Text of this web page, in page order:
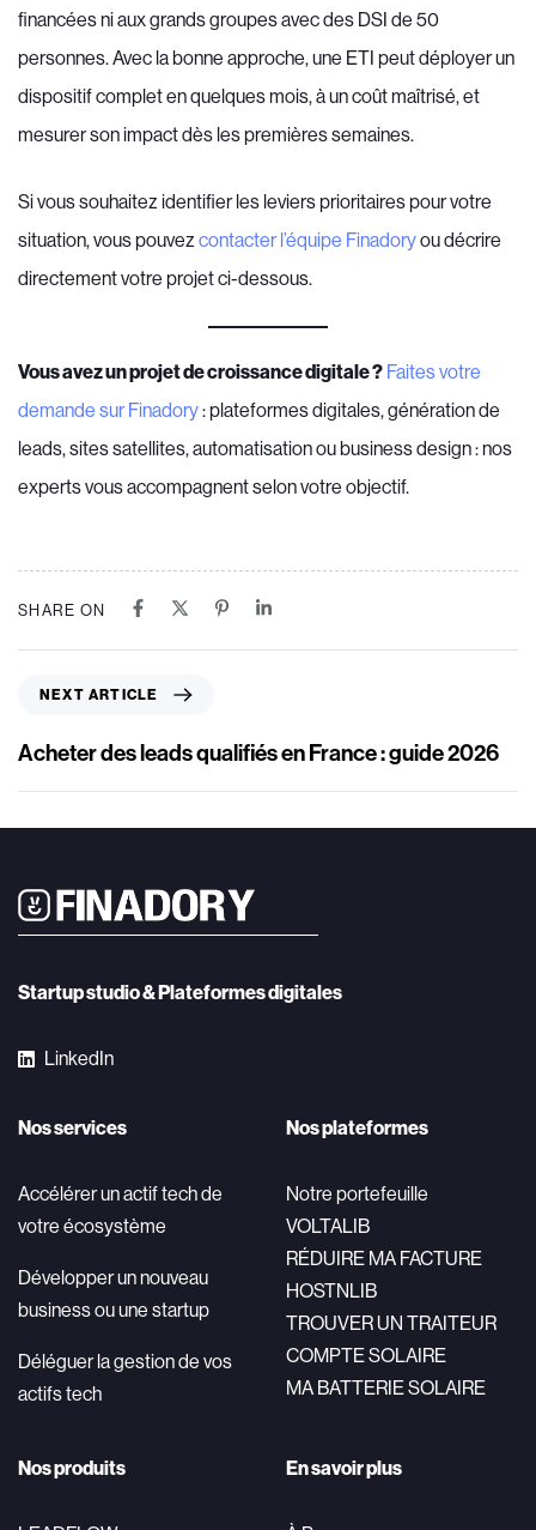
financées ni aux grands groupes avec des DSI de 50
personnes. Avec la bonne approche, une ETI peut déployer un
dispositif complet en quelques mois, à un coût maîtrisé, et
mesurer son impact dès les premières semaines.
Si vous souhaitez identifier les leviers prioritaires pour votre
situation, vous pouvez contacter l’équipe Finadoryou décrire
directement votre projet ci-dessous.
Vous avez un projet de croissance digitale ? Faites votre
demande sur Finadory: plateformes digitales, génération de
leads, sites satellites, automatisation ou business design : nos
experts vous accompagnent selon votre objectif.
SHARE ON
x
t
A
r
c
l
NEXT ARTICLE
Acheter des leads qualifiés en France : guide 2026
Startup studio & Plateformes digitales
LinkedIn
Nos services
Accélérer un actif tech de
votre écosystème
Développer un nouveau
business ou une startup
Déléguer la gestion de vos
actifs tech
Nos plateformes
Notre portefeuille
VOLTALIB
RÉDUIRE MA FACTURE
HOSTNLIB
TROUVER UN TRAITEUR
COMPTE SOLAIRE
MA BATTERIE SOLAIRE
Nos produits En savoir plus